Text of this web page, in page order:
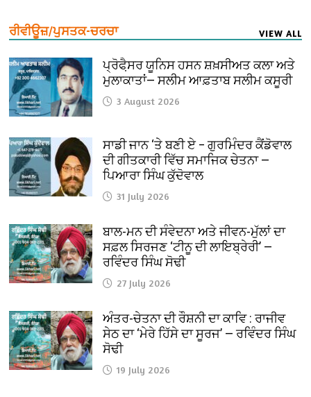
ਰੀਵੀਊਜ਼/ਪੁਸਤਕ-ਚਰਚਾ VIEW ALL
ਪ੍ਰੋਫੈ਼ਸਰ ਯੂਨਿਸ ਹਸਨ ਸ਼ਖ਼ਸੀਅਤ ਕਲਾ ਅਤੇ
ਮੁਲਾਕਾਤਾਂ— ਸਲੀਮ ਆਫ਼ਤਾਬ ਸਲੀਮ ਕਸੂਰੀ
3 August 2026
ਸਾਡੀ ਜਾਨ ‘ਤੇ ਬਣੀ ਏ – ਗੁਰਮਿੰਦਰ ਕੈਂਡੋਵਾਲ
ਦੀ ਗੀਤਕਾਰੀ ਵਿੱਚ ਸਮਾਜਿਕ ਚੇਤਨਾ —
ਪਿਆਰਾ ਸਿੰਘ ਕੁੱਦੋਵਾਲ
31 July 2026
ਬਾਲ-ਮਨ ਦੀ ਸੰਵੇਦਨਾ ਅਤੇ ਜੀਵਨ-ਮੁੱਲਾਂ ਦਾ
ਸਫ਼ਲ ਸਿਰਜਣ ‘ਟੀਨੂ ਦੀ ਲਾਇਬ੍ਰੇਰੀ’ —
ਰਵਿੰਦਰ ਸਿੰਘ ਸੋਢੀ
27 July 2026
ਅੰਤਰ-ਚੇਤਨਾ ਦੀ ਰੌਸ਼ਨੀ ਦਾ ਕਾਵਿ : ਰਾਜੀਵ
ਸੇਠ ਦਾ ‘ਮੇਰੇ ਹਿੱਸੇ ਦਾ ਸੂਰਜ’ — ਰਵਿੰਦਰ ਸਿੰਘ
ਸੋਢੀ
19 July 2026